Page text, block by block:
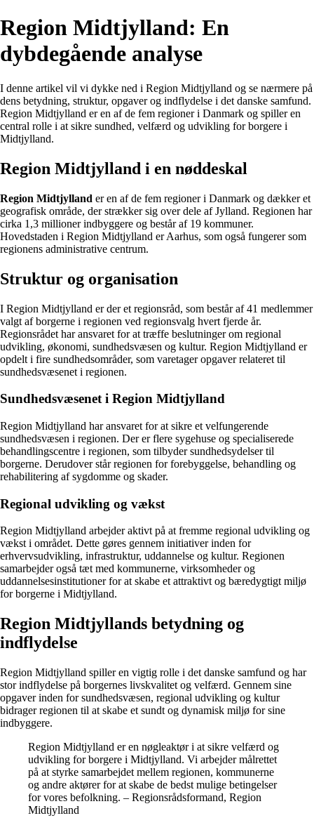
Region Midtjylland: En
dybdegående analyse
I denne artikel vil vi dykke ned i Region Midtjylland og se nærmere på
dens betydning, struktur, opgaver og indflydelse i det danske samfund.
Region Midtjylland er en af de fem regioner i Danmark og spiller en
central rolle i at sikre sundhed, velfærd og udvikling for borgere i
Midtjylland.
Region Midtjylland i en nøddeskal
Region Midtjylland er en af de fem regioner i Danmark og dækker et
geografisk område, der strækker sig over dele af Jylland. Regionen har
cirka 1,3 millioner indbyggere og består af 19 kommuner.
Hovedstaden i Region Midtjylland er Aarhus, som også fungerer som
regionens administrative centrum.
Struktur og organisation
I Region Midtjylland er der et regionsråd, som består af 41 medlemmer
valgt af borgerne i regionen ved regionsvalg hvert fjerde år.
Regionsrådet har ansvaret for at træffe beslutninger om regional
udvikling, økonomi, sundhedsvæsen og kultur. Region Midtjylland er
opdelt i fire sundhedsområder, som varetager opgaver relateret til
sundhedsvæsenet i regionen.
Sundhedsvæsenet i Region Midtjylland
Region Midtjylland har ansvaret for at sikre et velfungerende
sundhedsvæsen i regionen. Der er flere sygehuse og specialiserede
behandlingscentre i regionen, som tilbyder sundhedsydelser til
borgerne. Derudover står regionen for forebyggelse, behandling og
rehabilitering af sygdomme og skader.
Regional udvikling og vækst
Region Midtjylland arbejder aktivt på at fremme regional udvikling og
vækst i området. Dette gøres gennem initiativer inden for
erhvervsudvikling, infrastruktur, uddannelse og kultur. Regionen
samarbejder også tæt med kommunerne, virksomheder og
uddannelsesinstitutioner for at skabe et attraktivt og bæredygtigt miljø
for borgerne i Midtjylland.
Region Midtjyllands betydning og
indflydelse
Region Midtjylland spiller en vigtig rolle i det danske samfund og har
stor indflydelse på borgernes livskvalitet og velfærd. Gennem sine
opgaver inden for sundhedsvæsen, regional udvikling og kultur
bidrager regionen til at skabe et sundt og dynamisk miljø for sine
indbyggere.
Region Midtjylland er en nøgleaktør i at sikre velfærd og
udvikling for borgere i Midtjylland. Vi arbejder målrettet
på at styrke samarbejdet mellem regionen, kommunerne
og andre aktører for at skabe de bedst mulige betingelser
for vores befolkning. – Regionsrådsformand, Region
Midtjylland